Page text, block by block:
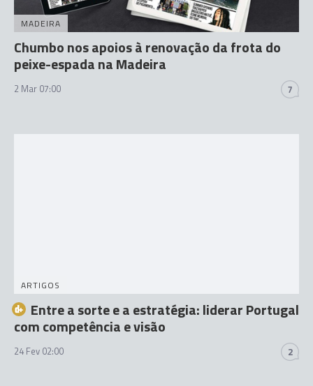
MADEIRA
Chumbo nos apoios à renovação da frota do
peixe-espada na Madeira
2 Mar 07:00 7
ARTIGOS
Entre a sorte e a estratégia: liderar Portugal
com competência e visão
24 Fev 02:00 2